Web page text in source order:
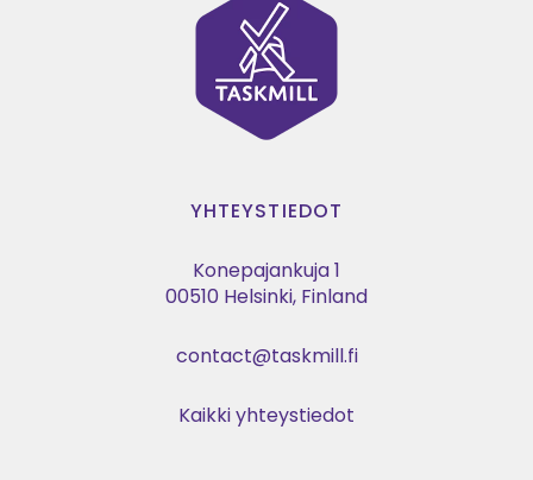
YHTEYSTIEDOT
Konepajankuja 1
00510 Helsinki, Finland
contact@taskmill.fi
Kaikki yhteystiedot